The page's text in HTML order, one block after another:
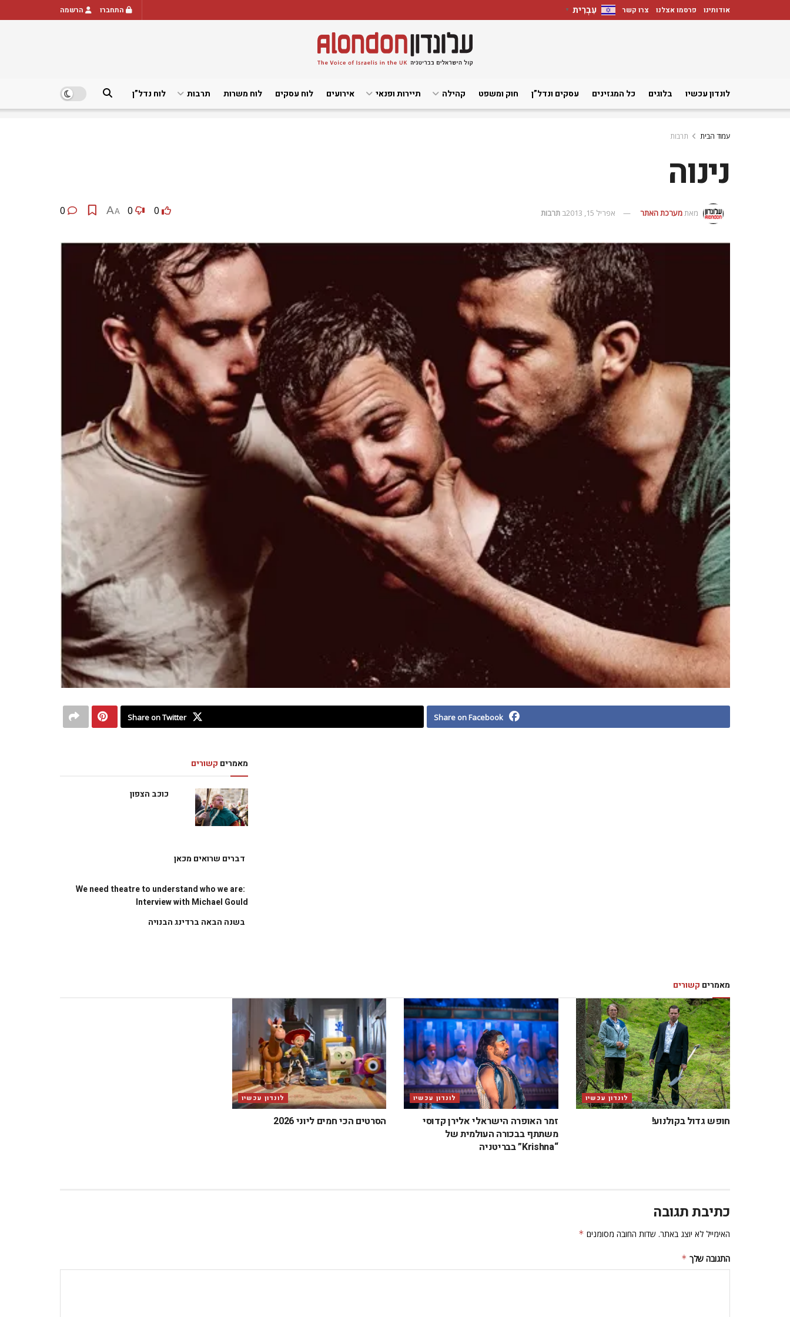
אודותינו פרסמו אצלנו צרו קשר עִבְרִית ▼ התחברו הרשמה
לונדון עכשיו בלוגים כל המגזינים עסקים ונדל”ן חוק ומשפט קהילה תיירות ופנאי אירועים לוח עסקים לוח משרות תרבות לוח נדל”ן
עמוד הבית תרבות
נינוה
מאתמערכת האתר אפריל 15, 2013 ב תרבות 0
0
A
A
Share on Facebook
Share on Twitter
מאמרים קשורים
כוכב הצפון
דברים שרואים מכאן
We need theatre to understand who we are:
Interview with Michael Gould
בשנה הבאה ברדינג הבנויה
מאמרים קשורים
לונדון עכשיו
חופש גדול בקולנוע!
לונדון עכשיו
זמר האופרה הישראלי אלירן קדוסי
משתתף בבכורה העולמית של
“Krishna” בבריטניה
לונדון עכשיו
הסרטים הכי חמים ליוני 2026
כתיבת תגובה
האימייל לא יוצג באתר. שדות החובה מסומנים *
התגובה שלך *